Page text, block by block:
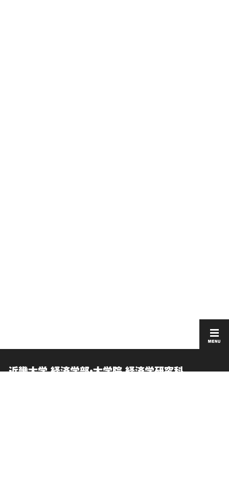
近畿大学 経済学部・大学院 経済学研究科